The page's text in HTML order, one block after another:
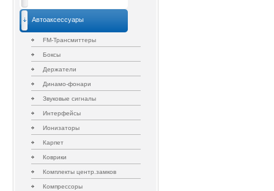
Автоаксессуары
FM-Трансмиттеры
Боксы
Держатели
Динамо-фонари
Звуковые сигналы
Интерфейсы
Ионизаторы
Карпет
Коврики
Комплекты центр.замков
Компрессоры